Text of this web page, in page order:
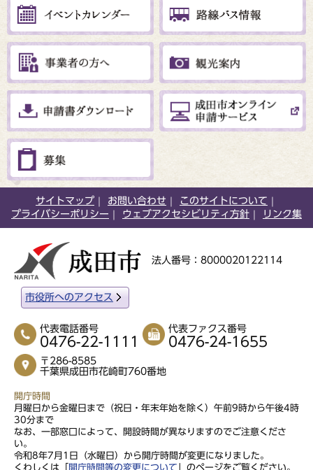
サイトマップ お問い合わせ
このサイトについて
プライバシーポリシー
ウェブアクセシビリティ方針 リンク集
法人番号：8000020122114
市役所へのアクセス
代表電話番号
0476-22-1111
代表ファクス番号
0476-24-1655
〒286-8585
千葉県成田市花崎町760番地
開庁時間
月曜日から金曜日まで（祝日・年末年始を除く）午前9時から午後4時
30分まで
なお、一部窓口によって、開設時間が異なりますのでご注意くださ
い。
令和8年7月1日（水曜日）から開庁時間が変更になりました。
くわしくは「
開庁時間等の変更について 」のページをご覧ください。